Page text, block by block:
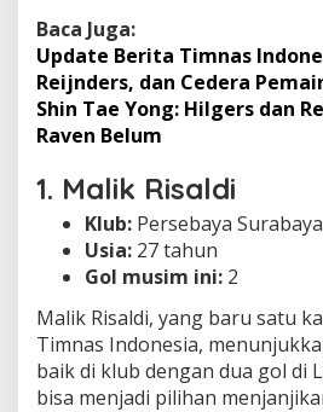
Baca Juga:
Update Berita Timnas
Reijnders, dan Cedera
Shin Tae Yong: Hilgers dan
Raven Belum
1. Malik Risaldi
Klub: Persebaya Surabaya
Usia: 27 tahun
Gol musim ini: 2
Malik Risaldi, yang baru satu
Timnas Indonesia,
baik di klub dengan dua gol di
bisa menjadi pilihan